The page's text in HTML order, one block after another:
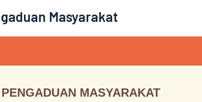
Masyarakat